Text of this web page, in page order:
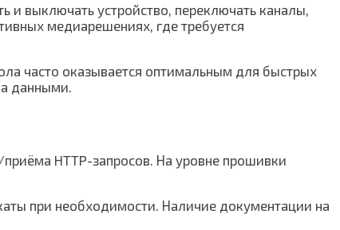
выключать устройство, переключать каналы,
медиарешениях, где требуется
часто оказывается оптимальным для быстрых
данными.
HTTP-запросов. На уровне прошивки
при необходимости. Наличие документации на